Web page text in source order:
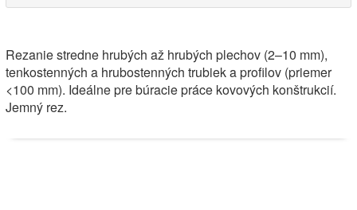
Rezanie stredne hrubých až hrubých plechov (2–10 mm),
tenkostenných a hrubostenných trubiek a profilov (priemer
<100 mm). Ideálne pre búracie práce kovových konštrukcií.
Jemný rez.